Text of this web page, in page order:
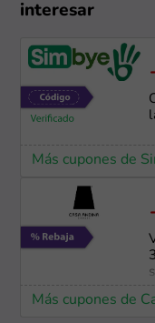
interesar
Más cupones de
Más cupones de